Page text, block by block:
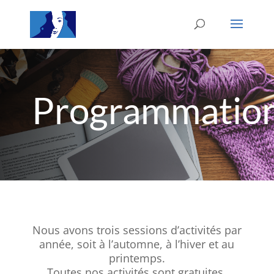
Nous avons trois sessions d’activités par
année, soit à l’automne, à l’hiver et au
printemps.